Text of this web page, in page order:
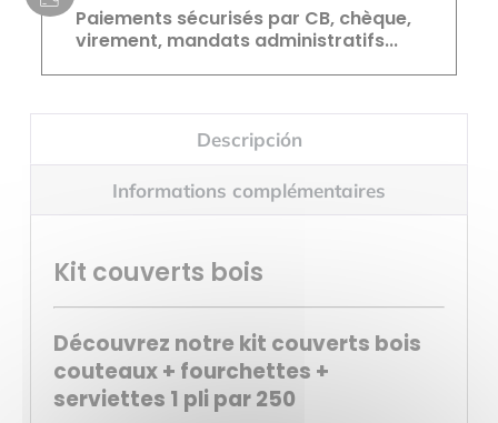
Paiements sécurisés par CB, chèque,
virement, mandats administratifs...
Descripción
Informations complémentaires
Kit couverts bois
Découvrez notre kit couverts bois
couteaux + fourchettes +
serviettes 1 pli par 250